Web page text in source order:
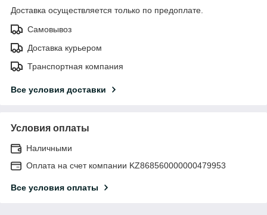
Доставка осуществляется только по предоплате.
Самовывоз
Доставка курьером
Транспортная компания
Все условия доставки
Условия оплаты
Наличными
Оплата на счет компании KZ868560000000479953
Все условия оплаты